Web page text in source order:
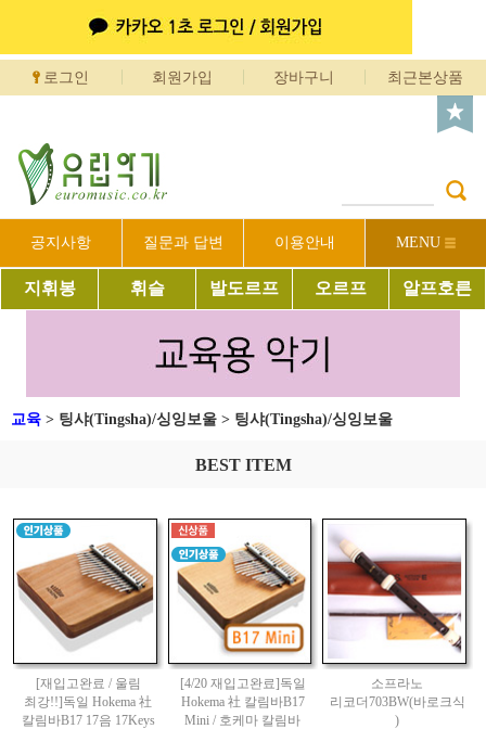
로그인 회원가입 장바구니 최근본상품
공지사항 질문과 답변 이용안내 MENU
지휘봉 휘슬 발도르프 오르프 알프호른
교육 > 팅샤(Tingsha)/싱잉보울 > 팅샤(Tingsha)/싱잉보울
BEST ITEM
[재입고완료 / 울림
최강!!]독일 Hokema 社
칼림바B17 17음 17Keys
[4/20 재입고완료]독일
Hokema 社 칼림바B17
Mini / 호케마 칼림바
소프라노
리코더703BW(바로크식
)